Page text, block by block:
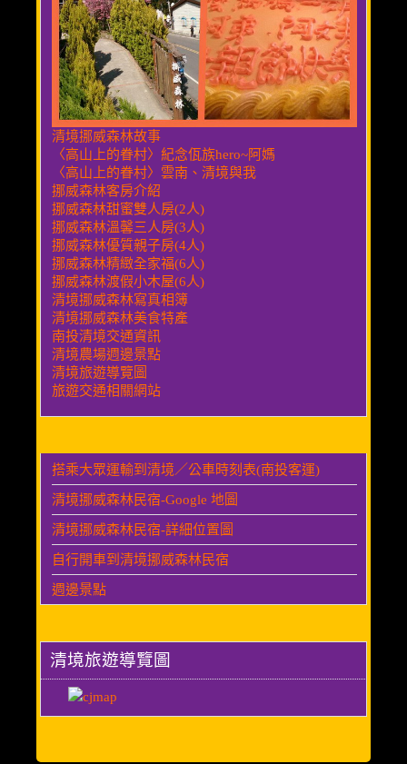
清境挪威森林故事
〈高山上的眷村〉紀念佤族hero~阿媽
〈高山上的眷村〉雲南、清境與我
挪威森林客房介紹
挪威森林甜蜜雙人房(2人)
挪威森林溫馨三人房(3人)
挪威森林優質親子房(4人)
挪威森林精緻全家福(6人)
挪威森林渡假小木屋(6人)
清境挪威森林寫真相簿
清境挪威森林美食特產
南投清境交通資訊
清境農場週邊景點
清境旅遊導覽圖
旅遊交通相關網站
搭乘大眾運輸到清境／公車時刻表(南投客運)
清境挪威森林民宿-Google 地圖
清境挪威森林民宿-詳細位置圖
自行開車到清境挪威森林民宿
週邊景點
清境旅遊導覽圖